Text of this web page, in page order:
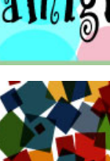
Teatro in
Continua